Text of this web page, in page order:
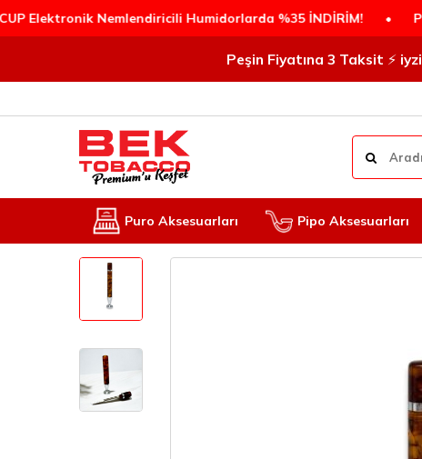
Nemlendiricili Humidorlarda %35 İNDİRİM! • PEŞİN
Peşin Fiyatına 3 Taksit ⚡️
Puro Aksesuarları Pipo Aksesuarları